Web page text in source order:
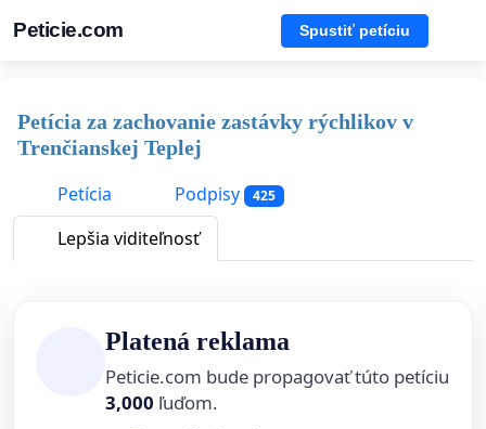
Peticie.com Spustiť petíciu
Petícia za zachovanie zastávky rýchlikov v
Trenčianskej Teplej
Petícia
Podpisy 425
Lepšia viditeľnosť
Platená reklama
Peticie.com bude propagovať túto petíciu
3,000 ľuďom.